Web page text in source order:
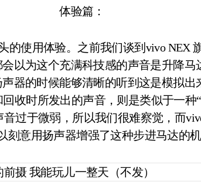
体验篇：
使用体验。之前我们谈到vivo NEX
以为这个充满科技感的声音是升降马
器的时候能够清晰的听到这是模拟出
收时所发出的声音，则是类似于一种
过于微弱，所以我们很难察觉，而
刻意用扬声器增强了这种步进马达的机